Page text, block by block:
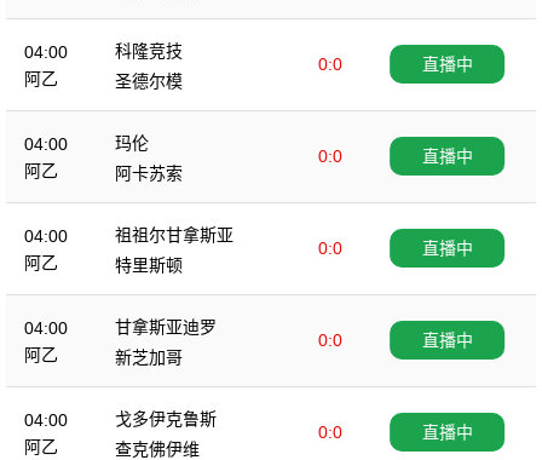
04:00
阿乙
科隆竞技
0:0
圣德尔模
直播中
04:00
阿乙
玛伦
0:0
阿卡苏索
直播中
04:00
阿乙
祖祖尔甘拿斯亚
0:0
特里斯顿
直播中
04:00
阿乙
甘拿斯亚迪罗
0:0
新芝加哥
直播中
04:00
阿乙
戈多伊克鲁斯
0:0
查克佛伊维
直播中